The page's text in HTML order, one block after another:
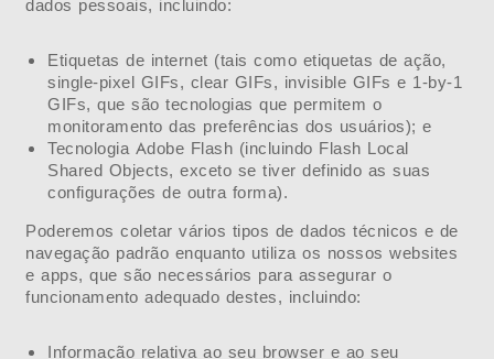
dados pessoais, incluindo:
Etiquetas de internet (tais como etiquetas de ação,
single-pixel GIFs, clear GIFs, invisible GIFs e 1-by-1
GIFs, que são tecnologias que permitem o
monitoramento das preferências dos usuários); e
Tecnologia Adobe Flash (incluindo Flash Local
Shared Objects, exceto se tiver definido as suas
configurações de outra forma).
Poderemos coletar vários tipos de dados técnicos e de
navegação padrão enquanto utiliza os nossos websites
e apps, que são necessários para assegurar o
funcionamento adequado destes, incluindo:
Informação relativa ao seu browser e ao seu